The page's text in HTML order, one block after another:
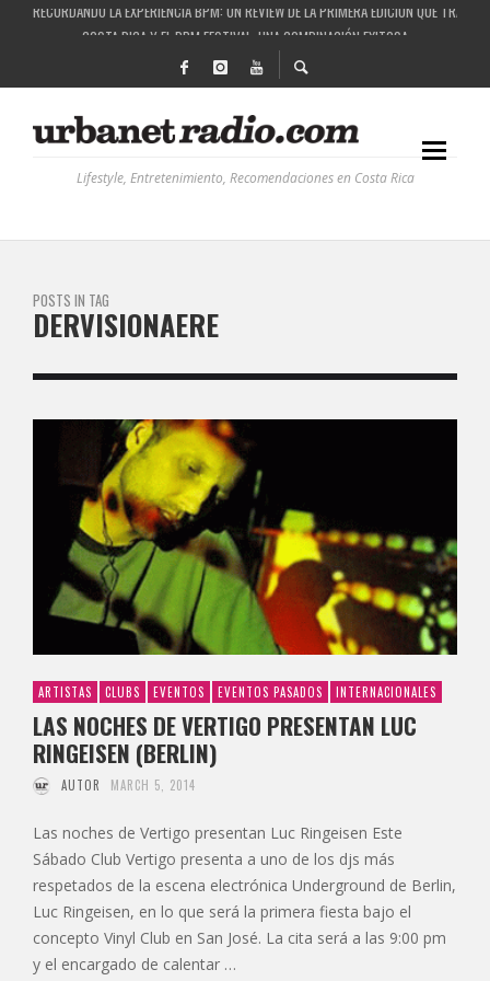
COSTA RICA Y EL BPM FESTIVAL: UNA COMBINACIÓN EXITOSA
RUTAS NATURBANAS: EL PROYECTO QUE ESTÁ TRANSFORMANDO LA CALIDAD DE
LA HISTORIA DETRÁS DE LA MÚSICA ELECTRÓNICA: BBC RADIOPHONIC WORKSHOP
Lifestyle, Entretenimiento, Recomendaciones en Costa Rica
POSTS IN TAG
DERVISIONAERE
ARTISTAS CLUBS EVENTOS EVENTOS PASADOS INTERNACIONALES
LAS NOCHES DE VERTIGO PRESENTAN LUC
RINGEISEN (BERLIN)
AUTOR MARCH 5, 2014
Las noches de Vertigo presentan Luc Ringeisen Este
Sábado Club Vertigo presenta a uno de los djs más
respetados de la escena electrónica Underground de Berlin,
Luc Ringeisen, en lo que será la primera fiesta bajo el
concepto Vinyl Club en San José. La cita será a las 9:00 pm
y el encargado de calentar …